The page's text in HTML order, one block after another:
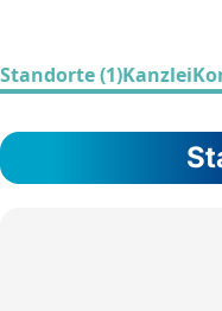
Standorte (1)Kanzlei